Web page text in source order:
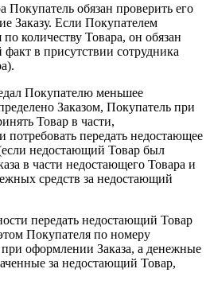
Покупатель обязан проверить его
Заказу. Если Покупателем
количеству Товара, он обязан
в присутствии сотрудника
Покупателю меньшее
Заказом, Покупатель при
Товар в части,
потребовать передать недостающее
недостающий Товар был
в части недостающего Товара и
средств за недостающий
передать недостающий Товар
Покупателя по номеру
оформлении Заказа, а денежные
за недостающий Товар,